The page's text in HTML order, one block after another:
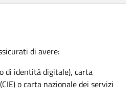
di avere:
di identità digitale), carta
o carta nazionale dei servizi